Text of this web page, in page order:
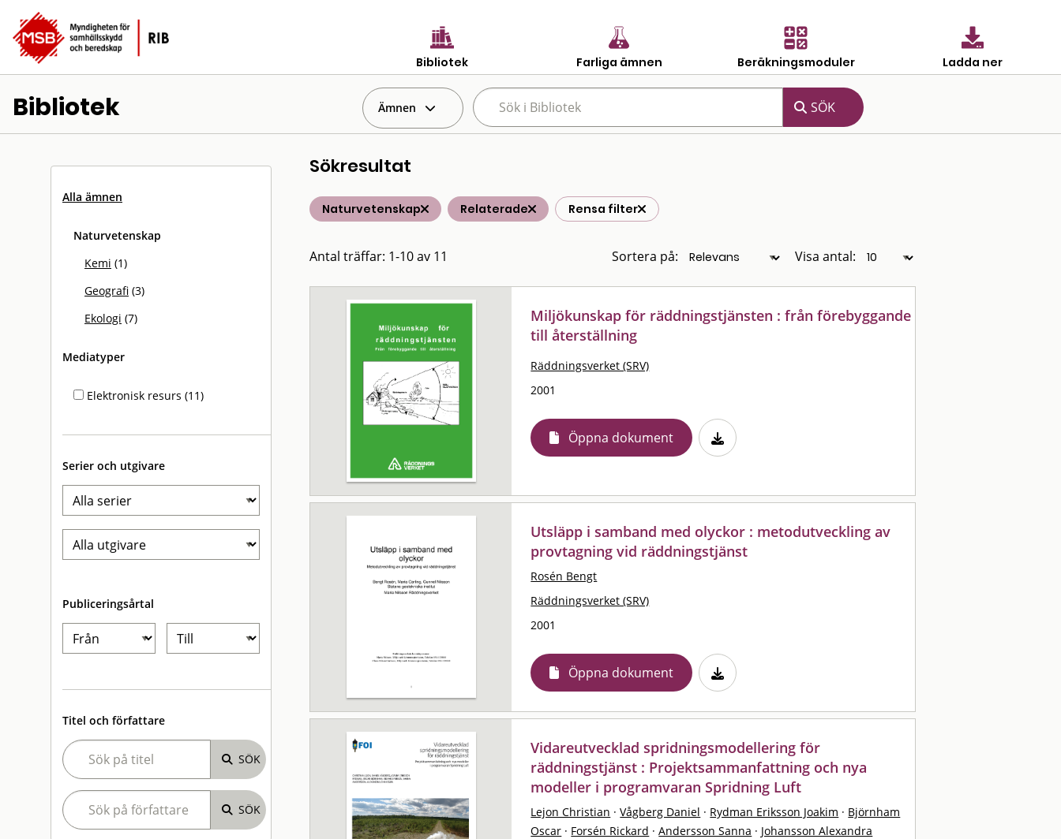
Bibliotek Farliga ämnen Beräkningsmoduler Ladda ner
Bibliotek Ämnen
Alla ämnen
Naturvetenskap
Kemi (1)
Geografi (3)
Ekologi (7)
Mediatyper
Elektronisk resurs (11)
Serier och utgivare
Publiceringsårtal
Titel och författare
Sökresultat
Naturvetenskap Relaterade Rensa filter
Antal träffar: 1-10 av 11 Sortera på: Visa antal:
Miljökunskap för räddningstjänsten : från förebyggande
till återställning
Räddningsverket (SRV)
2001
Öppna dokument
Utsläpp i samband med olyckor : metodutveckling av
provtagning vid räddningstjänst
Rosén Bengt
Räddningsverket (SRV)
2001
Öppna dokument
Vidareutvecklad spridningsmodellering för
räddningstjänst : Projektsammanfattning och nya
modeller i programvaran Spridning Luft
Lejon Christian · Vågberg Daniel · Rydman Eriksson Joakim · Björnham
Oscar · Forsén Rickard · Andersson Sanna · Johansson Alexandra